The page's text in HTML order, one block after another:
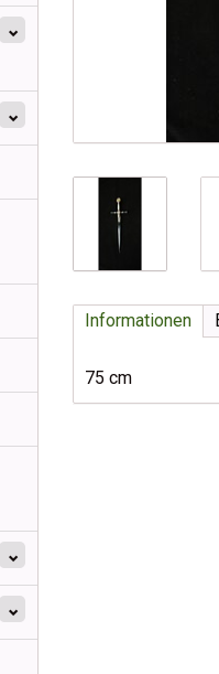
Informationen
75 cm